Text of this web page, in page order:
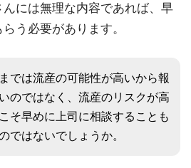
には無理な内容であれば、早
う必要があります。
では流産の可能性が高いから報
のではなく、流産のリスクが高
そ早めに上司に相談することも
ではないでしょうか。